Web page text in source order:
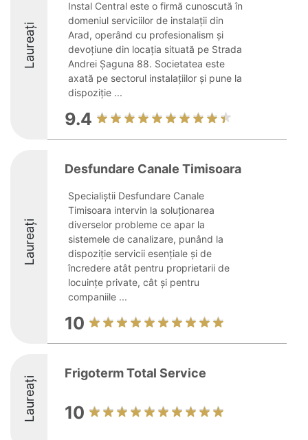
Laureați
Instal Central este o firmă cunoscută în
domeniul serviciilor de instalații din
Arad, operând cu profesionalism și
devoțiune din locația situată pe Strada
Andrei Șaguna 88. Societatea este
axată pe sectorul instalațiilor și pune la
dispoziție ...
9.4
Laureați
Desfundare Canale Timisoara
Specialiștii Desfundare Canale
Timisoara intervin la soluționarea
diverselor probleme ce apar la
sistemele de canalizare, punând la
dispoziție servicii esențiale și de
încredere atât pentru proprietarii de
locuințe private, cât și pentru
companiile ...
10
Laureați
Frigoterm Total Service
10